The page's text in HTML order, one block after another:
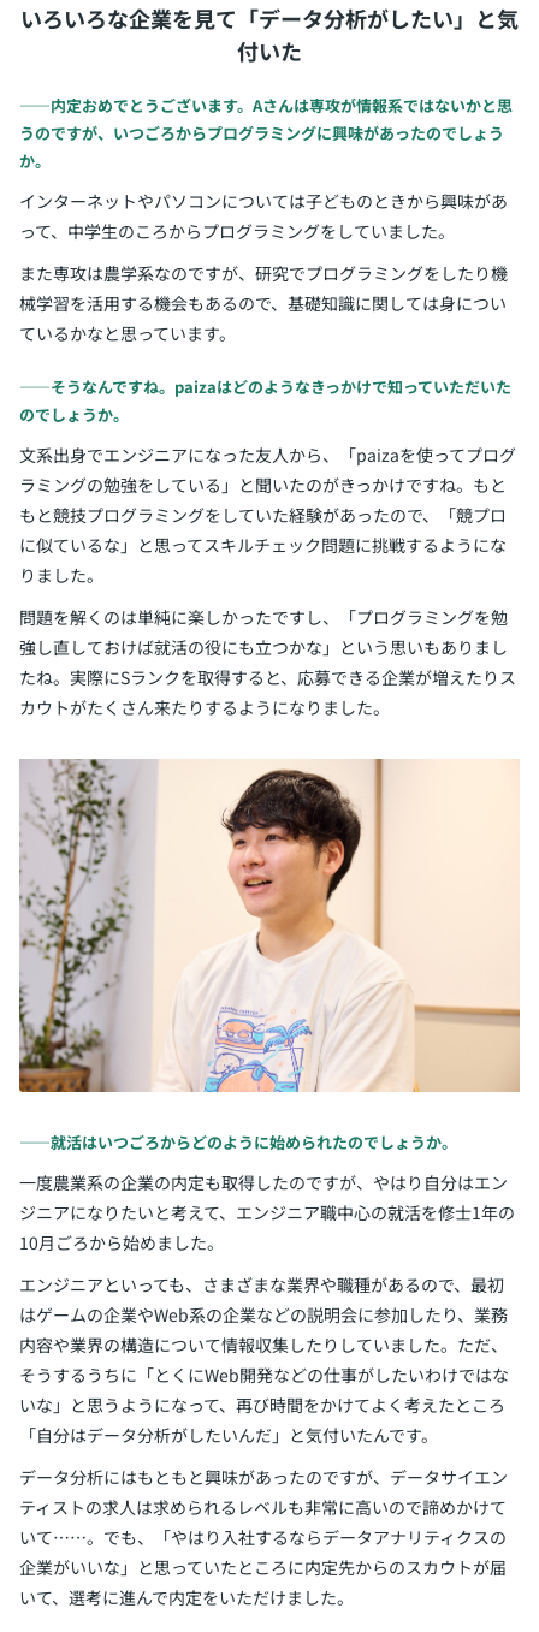
いろいろな企業を見て「データ分析がしたい」と気
付いた
――内定おめでとうございます。Aさんは専攻が情報系ではないかと思
うのですが、いつごろからプログラミングに興味があったのでしょう
か。
インターネットやパソコンについては子どものときから興味があ
って、中学生のころからプログラミングをしていました。
また専攻は農学系なのですが、研究でプログラミングをしたり機
械学習を活用する機会もあるので、基礎知識に関しては身につい
ているかなと思っています。
――そうなんですね。paizaはどのようなきっかけで知っていただいた
のでしょうか。
文系出身でエンジニアになった友人から、「paizaを使ってプログ
ラミングの勉強をしている」と聞いたのがきっかけですね。もと
もと競技プログラミングをしていた経験があったので、「競プロ
に似ているな」と思ってスキルチェック問題に挑戦するようにな
りました。
問題を解くのは単純に楽しかったですし、「プログラミングを勉
強し直しておけば就活の役にも立つかな」という思いもありまし
たね。実際にSランクを取得すると、応募できる企業が増えたりス
カウトがたくさん来たりするようになりました。
――就活はいつごろからどのように始められたのでしょうか。
一度農業系の企業の内定も取得したのですが、やはり自分はエン
ジニアになりたいと考えて、エンジニア職中心の就活を修士1年の
10月ごろから始めました。
エンジニアといっても、さまざまな業界や職種があるので、最初
はゲームの企業やWeb系の企業などの説明会に参加したり、業務
内容や業界の構造について情報収集したりしていました。ただ、
そうするうちに「とくにWeb開発などの仕事がしたいわけではな
いな」と思うようになって、再び時間をかけてよく考えたところ
「自分はデータ分析がしたいんだ」と気付いたんです。
データ分析にはもともと興味があったのですが、データサイエン
ティストの求人は求められるレベルも非常に高いので諦めかけて
いて……。でも、「やはり入社するならデータアナリティクスの
企業がいいな」と思っていたところに内定先からのスカウトが届
いて、選考に進んで内定をいただけました。